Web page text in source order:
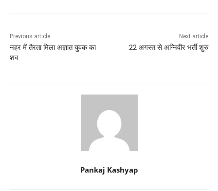
Previous article
नहर में तैरता मिला अज्ञात युवक का
शव
Next article
22 अगस्त से अग्निवीर भर्ती शुरु
Pankaj Kashyap